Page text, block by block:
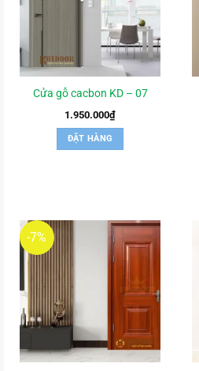
Cửa gỗ cacbon KD – 07
1.950.000₫
ĐẶT HÀNG
-7%